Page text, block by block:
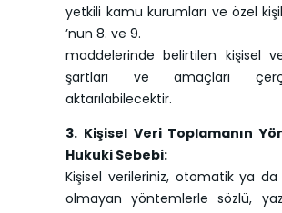
yetkili kamu kurumları ve özel
’nun 8. ve 9.
maddelerinde belirtilen kişisel
şartları ve amaçları
aktarılabilecektir.
3. Kişisel Veri Toplamanın
Hukuki Sebebi:
Kişisel verileriniz, otomatik ya
olmayan yöntemlerle sözlü,